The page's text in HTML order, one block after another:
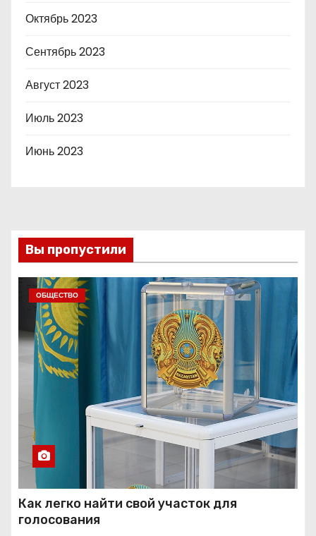
Октябрь 2023
Сентябрь 2023
Август 2023
Июль 2023
Июнь 2023
Вы пропустили
ОБЩЕСТВО
Как легко найти свой участок для
голосования